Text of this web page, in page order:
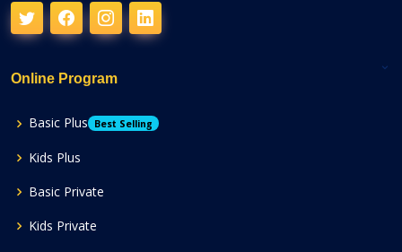
Online Program
Basic Plus Best Selling
Kids Plus
Basic Private
Kids Private